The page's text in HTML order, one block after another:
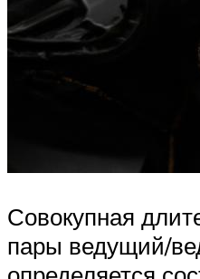
Совокупная
пары ведущий/